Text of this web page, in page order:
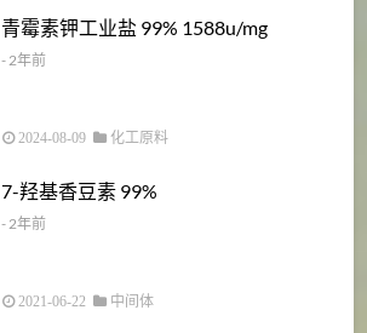
青霉素钾工业盐 99% 1588u/mg
- 2年前
2024-08-09 化工原料
7-羟基香豆素 99%
- 2年前
2021-06-22 中间体